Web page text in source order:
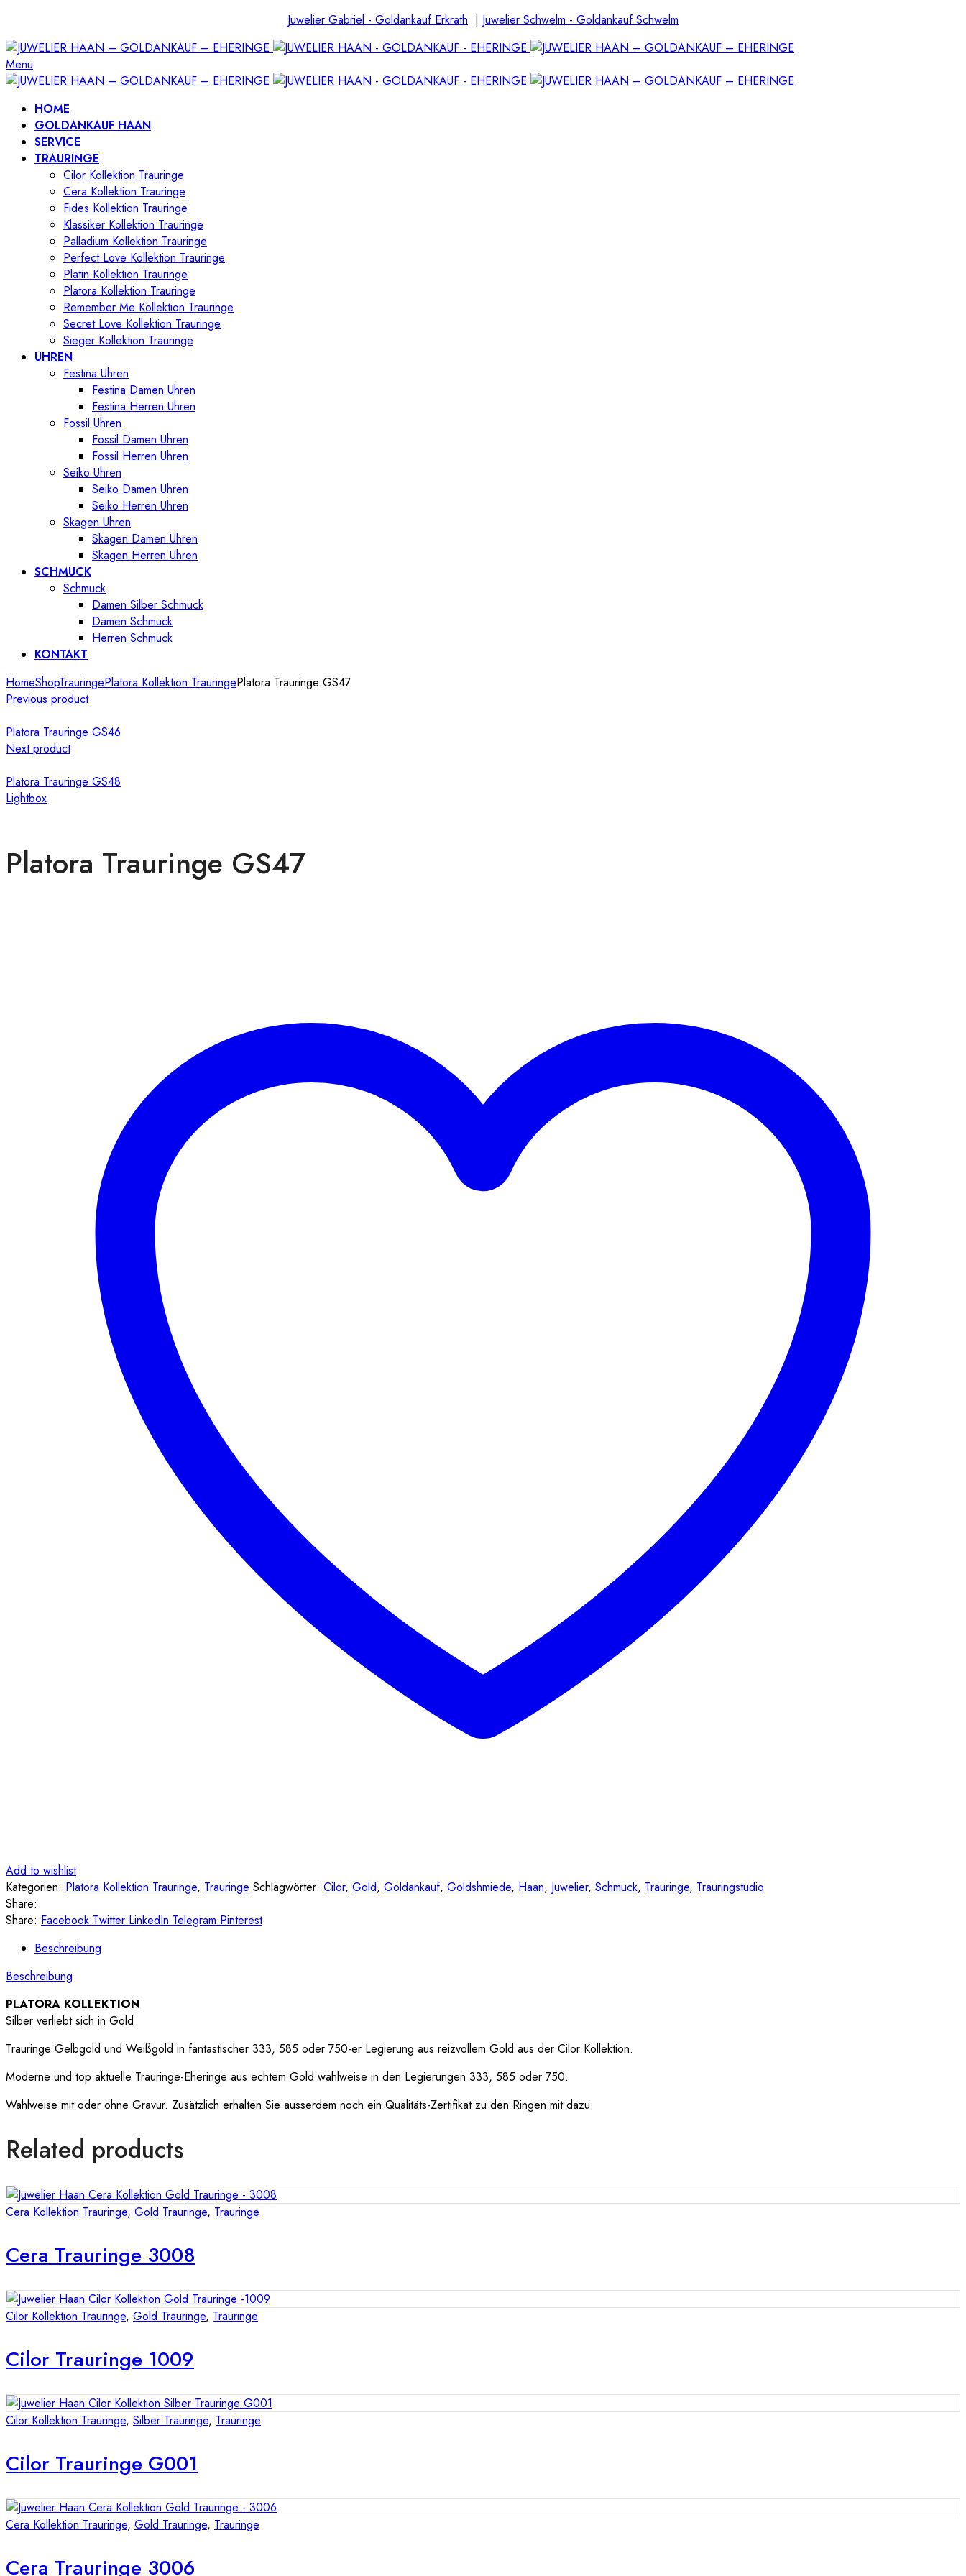
Juwelier Gabriel - Goldankauf Erkrath | Juwelier Schwelm - Goldankauf Schwelm
Menu
HOME
GOLDANKAUF HAAN
SERVICE
TRAURINGE
Cilor Kollektion Trauringe
Cera Kollektion Trauringe
Fides Kollektion Trauringe
Klassiker Kollektion Trauringe
Palladium Kollektion Trauringe
Perfect Love Kollektion Trauringe
Platin Kollektion Trauringe
Platora Kollektion Trauringe
Remember Me Kollektion Trauringe
Secret Love Kollektion Trauringe
Sieger Kollektion Trauringe
UHREN
Festina Uhren
Festina Damen Uhren
Festina Herren Uhren
Fossil Uhren
Fossil Damen Uhren
Fossil Herren Uhren
Seiko Uhren
Seiko Damen Uhren
Seiko Herren Uhren
Skagen Uhren
Skagen Damen Uhren
Skagen Herren Uhren
SCHMUCK
Schmuck
Damen Silber Schmuck
Damen Schmuck
Herren Schmuck
KONTAKT
HomeShopTrauringePlatora Kollektion TrauringePlatora Trauringe GS47
Previous product
Platora Trauringe GS46
Next product
Platora Trauringe GS48
Lightbox
Platora Trauringe GS47
Add to wishlist
Kategorien: Platora Kollektion Trauringe, Trauringe Schlagwörter: Cilor, Gold, Goldankauf, Goldshmiede, Haan, Juwelier, Schmuck, Trauringe, Trauringstudio
Share:
Share: Facebook Twitter LinkedIn Telegram Pinterest
Beschreibung
Beschreibung
PLATORA KOLLEKTION
Silber verliebt sich in Gold
Trauringe Gelbgold und Weißgold in fantastischer 333, 585 oder 750-er Legierung aus reizvollem Gold aus der Cilor Kollektion.
Moderne und top aktuelle Trauringe-Eheringe aus echtem Gold wahlweise in den Legierungen 333, 585 oder 750.
Wahlweise mit oder ohne Gravur. Zusätzlich erhalten Sie ausserdem noch ein Qualitäts-Zertifikat zu den Ringen mit dazu.
Related products
Cera Kollektion Trauringe, Gold Trauringe, Trauringe
Cera Trauringe 3008
Cilor Kollektion Trauringe, Gold Trauringe, Trauringe
Cilor Trauringe 1009
Cilor Kollektion Trauringe, Silber Trauringe, Trauringe
Cilor Trauringe G001
Cera Kollektion Trauringe, Gold Trauringe, Trauringe
Cera Trauringe 3006